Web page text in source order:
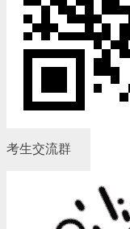
考生交流群